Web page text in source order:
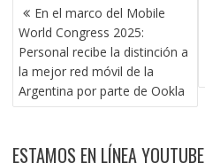
NAVEGACIÓN
DE
ENTRADAS
En el marco del Mobile
World Congress 2025:
Personal recibe la distinción a
la mejor red móvil de la
Argentina por parte de Ookla
ESTAMOS EN LÍNEA YOUTUBE